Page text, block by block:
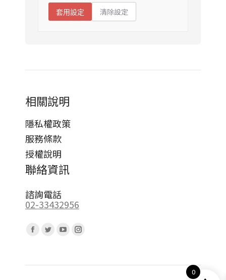
套用設定 清除設定
相關說明
隱私權政策
服務條款
授權說明
聯絡資訊
諮詢電話
02-33432956
Facebook
opens
Twitter
opens
YouTube
opens
Instagram
opens
0